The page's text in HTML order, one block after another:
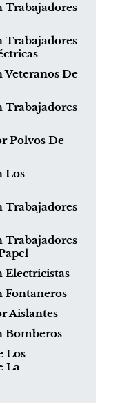
Trabajadores
Trabajadores
De
Trabajadores
Polvos De
Los
Trabajadores
Trabajadores
Electricistas
Fontaneros
Aislantes
Bomberos
Los
La